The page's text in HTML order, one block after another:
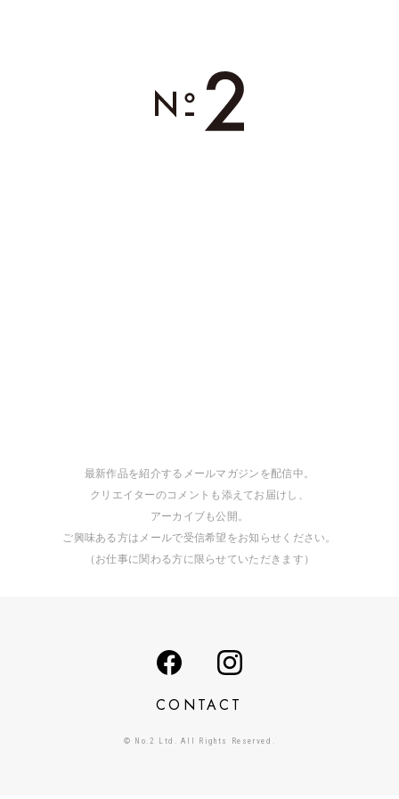
最新作品を紹介するメールマガジンを配信中。
クリエイターのコメントも添えてお届けし、
アーカイブも公開。
ご興味ある方はメールで受信希望をお知らせください。
（お仕事に関わる方に限らせていただきます）
CONTACT
© No.2 Ltd. All Rights Reserved.